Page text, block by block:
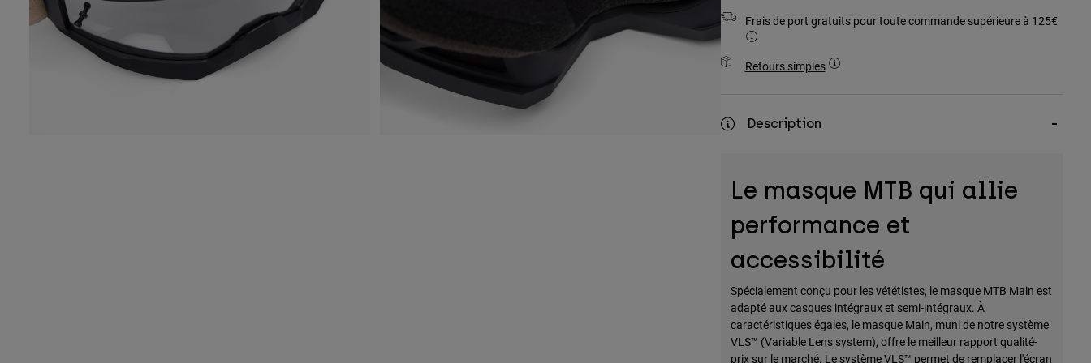
Frais de port gratuits pour toute commande supérieure à 125€
Retours simples
Description
Le masque MTB qui allie
performance et
accessibilité
Spécialement conçu pour les vététistes, le masque MTB Main est
adapté aux casques intégraux et semi-intégraux. À
caractéristiques égales, le masque Main, muni de notre système
VLS™ (Variable Lens system), offre le meilleur rapport qualité-
prix sur le marché. Le système VLS™ permet de remplacer l'écran